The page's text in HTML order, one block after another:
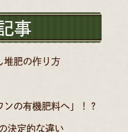
事
堆肥の作り方
の有機肥料へ」！？
決定的な違い